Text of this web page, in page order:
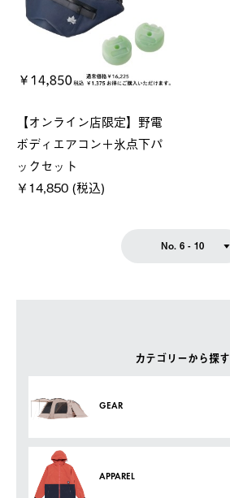
カテゴリーから探す
GEAR
APPAREL
【オンライン店限定】野電
ボディエアコン＋氷点下パ
ックセット
￥14,850 (税込)
No. 6 - 10